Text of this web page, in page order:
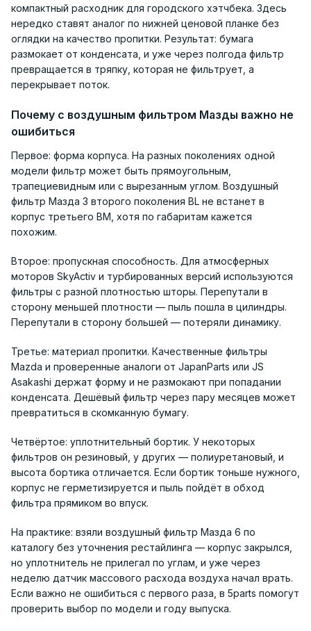
компактный расходник для городского хэтчбека. Здесь
нередко ставят аналог по нижней ценовой планке без
оглядки на качество пропитки. Результат: бумага
размокает от конденсата, и уже через полгода фильтр
превращается в тряпку, которая не фильтрует, а
перекрывает поток.
Почему с воздушным фильтром Мазды важно не
ошибиться
Первое: форма корпуса. На разных поколениях одной
модели фильтр может быть прямоугольным,
трапециевидным или с вырезанным углом. Воздушный
фильтр Мазда 3 второго поколения BL не встанет в
корпус третьего BM, хотя по габаритам кажется
похожим.
Второе: пропускная способность. Для атмосферных
моторов SkyActiv и турбированных версий используются
фильтры с разной плотностью шторы. Перепутали в
сторону меньшей плотности — пыль пошла в цилиндры.
Перепутали в сторону большей — потеряли динамику.
Третье: материал пропитки. Качественные фильтры
Mazda и проверенные аналоги от JapanParts или JS
Asakashi держат форму и не размокают при попадании
конденсата. Дешёвый фильтр через пару месяцев может
превратиться в скомканную бумагу.
Четвёртое: уплотнительный бортик. У некоторых
фильтров он резиновый, у других — полиуретановый, и
высота бортика отличается. Если бортик тоньше нужного,
корпус не герметизируется и пыль пойдёт в обход
фильтра прямиком во впуск.
На практике: взяли воздушный фильтр Мазда 6 по
каталогу без уточнения рестайлинга — корпус закрылся,
но уплотнитель не прилегал по углам, и уже через
неделю датчик массового расхода воздуха начал врать.
Если важно не ошибиться с первого раза, в 5parts помогут
проверить выбор по модели и году выпуска.